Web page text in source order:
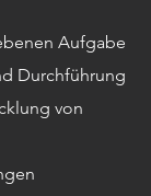
Aufgabe
Durchführung
von